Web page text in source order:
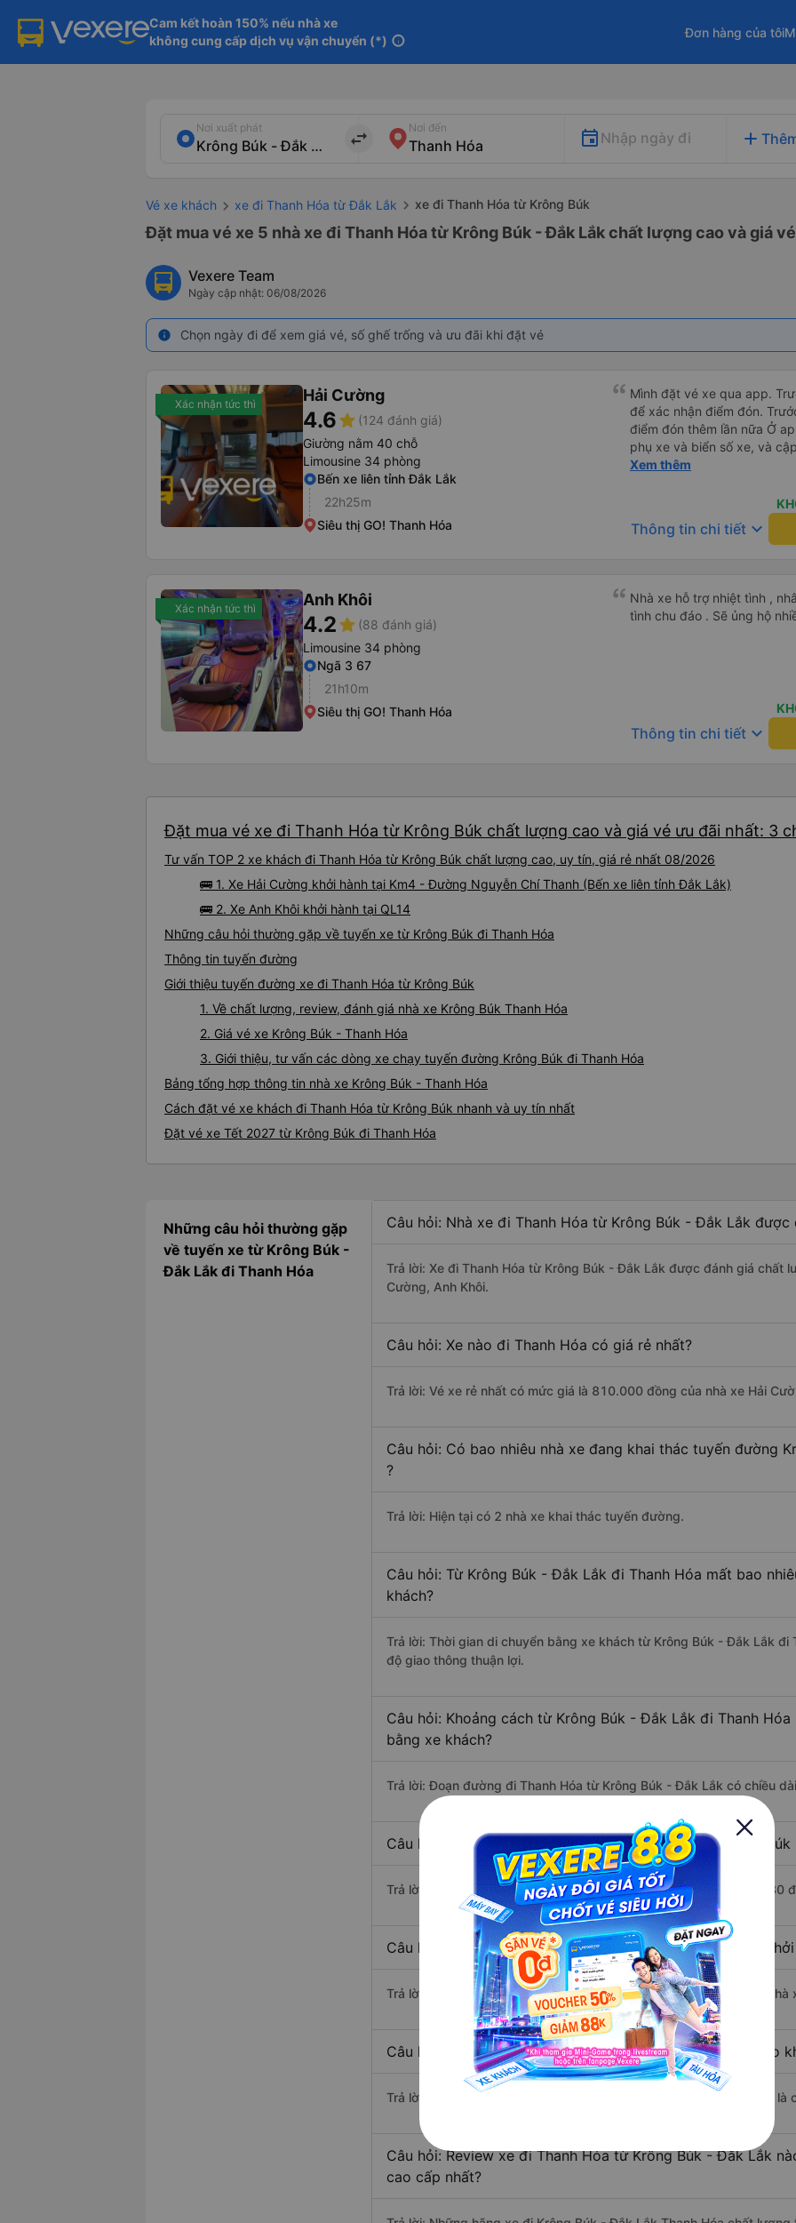
Cam kết hoàn 150% nếu nhà xe
không cung cấp dịch vụ vận chuyển (*) info
Đơn hàng của tôi
Nơi xuất phát
import_export
Nơi đến
Nhập ngày đi add
Vé xe khách xe đi Thanh Hóa từ Đắk Lắk xe đi Thanh Hóa từ Krông Búk
Đặt mua vé xe 5 nhà xe đi Thanh Hóa từ Krông Búk - Đắk Lắk chất lượng cao và giá
Vexere Team
Ngày cập nhật: 06/08/2026
info Chọn ngày đi để xem giá vé, số ghế trống và ưu đãi khi đặt vé
Xác nhận tức thì Hải Cường
4.6star (124 đánh giá)
Giường nằm 40 chỗ
Limousine 34 phòng
Bến xe liên tỉnh Đắk Lắk
22h25m
Siêu thị GO! Thanh Hóa
Mình đặt vé xe qua app.
để xác nhận điểm đón.
điểm đón thêm lần nữa Ở app Vexere có cập nhật đúng sđt
phụ xe và biển số xe, và cập
tối là 50k/ người. Chỗ nằm thoải mái, có nước, ổ cắm sạc
Xem thêm
Thông tin chi tiết keyboard_arrow_down
Xác nhận tức thì Anh Khôi
4.2star (88 đánh giá)
Limousine 34 phòng
Ngã 3 67
21h10m
Siêu thị GO! Thanh Hóa
Nhà xe hỗ trợ nhiệt tình ,
tình chu đáo . Sẽ ủng hộ
Thông tin chi tiết keyboard_arrow_down
Đặt mua vé xe đi Thanh Hóa từ Krông Búk chất lượng cao và giá vé ưu đãi nhất: 3
Tư vấn TOP 2 xe khách đi Thanh Hóa từ Krông Búk chất lượng cao, uy tín, giá rẻ nhất 08/2026
🚌 1. Xe Hải Cường khởi hành tại Km4 - Đường Nguyễn Chí Thanh (Bến xe liên tỉnh Đắk Lắk)
🚌 2. Xe Anh Khôi khởi hành tại QL14
Những câu hỏi thường gặp về tuyến xe từ Krông Búk đi Thanh Hóa
Thông tin tuyến đường
Giới thiệu tuyến đường xe đi Thanh Hóa từ Krông Búk
1. Về chất lượng, review, đánh giá nhà xe Krông Búk Thanh Hóa
2. Giá vé xe Krông Búk - Thanh Hóa
3. Giới thiệu, tư vấn các dòng xe chạy tuyến đường Krông Búk đi Thanh Hóa
Bảng tổng hợp thông tin nhà xe Krông Búk - Thanh Hóa
Cách đặt vé xe khách đi Thanh Hóa từ Krông Búk nhanh và uy tín nhất
Đặt vé xe Tết 2027 từ Krông Búk đi Thanh Hóa
Những câu hỏi thường gặp
về tuyến xe từ Krông Búk -
Đắk Lắk đi Thanh Hóa
Câu hỏi: Nhà xe đi Thanh Hóa từ Krông Búk - Đắk Lắk được
Trả lời: Xe đi Thanh Hóa từ Krông Búk - Đắk Lắk được đánh giá chất
Cường, Anh Khôi.
Câu hỏi: Xe nào đi Thanh Hóa có giá rẻ nhất?
Trả lời: Vé xe rẻ nhất có mức giá là 810.000 đồng của nhà xe Hải
Câu hỏi: Có bao nhiêu nhà xe đang khai thác tuyến đường
?
Trả lời: Hiện tại có 2 nhà xe khai thác tuyến đường.
Câu hỏi: Từ Krông Búk - Đắk Lắk đi Thanh Hóa mất bao
khách?
Trả lời: Thời gian di chuyển bằng xe khách từ Krông Búk - Đắk Lắk đi
độ giao thông thuận lợi.
Câu hỏi: Khoảng cách từ Krông Búk - Đắk Lắk đi Thanh
bằng xe khách?
Trả lời: Đoạn đường đi Thanh Hóa từ Krông Búk - Đắk Lắk có chiều
Câu hỏi: Mỗi ngày có bao nhiêu chuyến xe khách Krông
Trả lời: Trung bình mỗi ngày có khoảng 3 chuyến xe bắt đầu từ 7:30
Câu hỏi: Nhà xe đi Krông Búk - Đắk Lắk Thanh Hóa nào
Trả lời: Chuyến xe có giờ xuất phát sớm nhất vào lúc 7:30 là của nhà
Câu hỏi: Nhà xe đi Thanh Hóa từ Krông Búk - Đắk Lắk nào
Trả lời: Chuyến xe có giờ xuất phát trễ (muộn) nhất là vào lúc 8:15 là
Câu hỏi: Review xe đi Thanh Hóa từ Krông Búk - Đắk Lắk
cao cấp nhất?